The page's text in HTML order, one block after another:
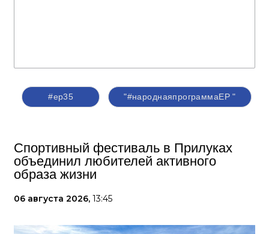
#ер35 "#народнаяпрограммаЕР "
Спортивный фестиваль в Прилуках
объединил любителей активного
образа жизни
06 августа 2026, 13:45